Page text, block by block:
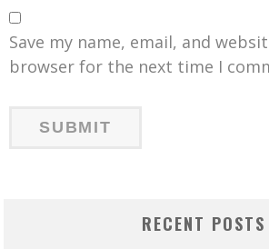
Save my name, email, and
browser for the next time I
RECENT POSTS